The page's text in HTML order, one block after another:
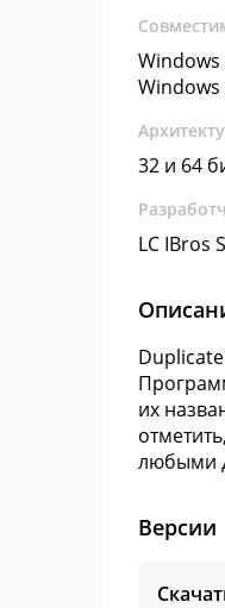
Windows
Windows
32 и 64
LC IBros
их
любыми
Версии